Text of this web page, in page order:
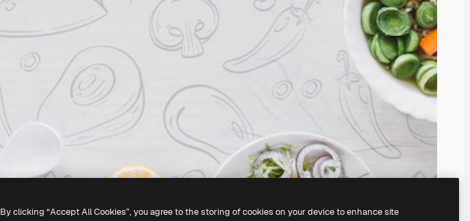
By clicking “Accept All Cookies”, you agree to the storing of cookies on your device to enhance site